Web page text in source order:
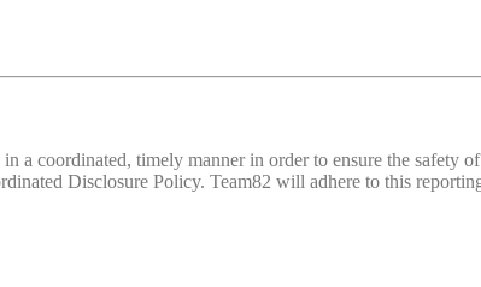
a coordinated, timely manner in order to ensure the safety
Disclosure Policy. Team82 will adhere to this